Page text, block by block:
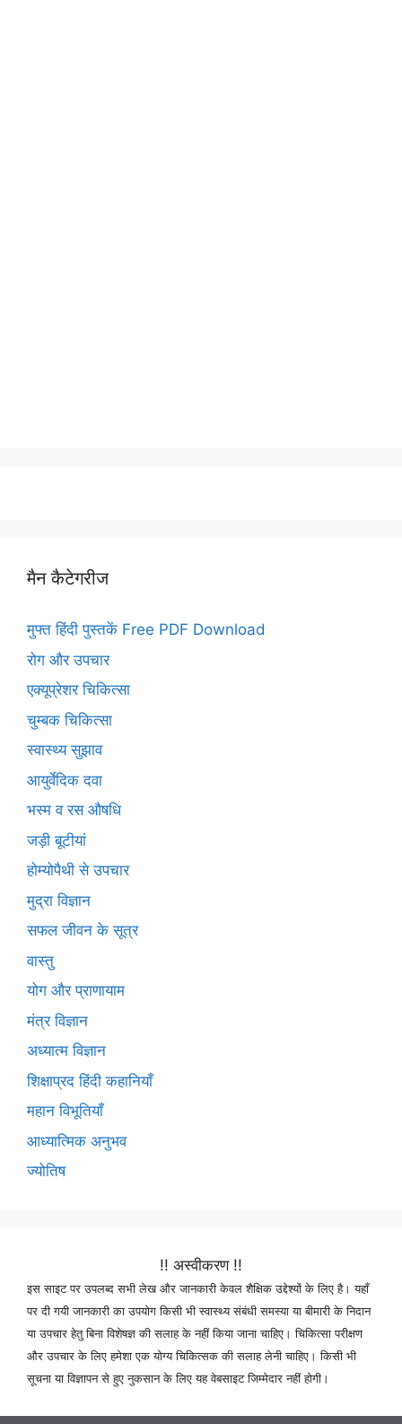
मैन कैटेगरीज
मुफ्त हिंदी पुस्तकें Free PDF Download
रोग और उपचार
एक्यूप्रेशर चिकित्सा
चुम्बक चिकित्सा
स्वास्थ्य सुझाव
आयुर्वेदिक दवा
भस्म व रस औषधि
जड़ी बूटीयां
होम्योपैथी से उपचार
मुद्रा विज्ञान
सफल जीवन के सूत्र
वास्तु
योग और प्राणायाम
मंत्र विज्ञान
अध्यात्म विज्ञान
शिक्षाप्रद हिंदी कहानियाँ
महान विभूतियाँ
आध्यात्मिक अनुभव
ज्योतिष
!! अस्वीकरण !!
इस साइट पर उपलब्द सभी लेख और जानकारी केवल शैक्षिक उद्देश्यों के लिए है। यहाँ
पर दी गयी जानकारी का उपयोग किसी भी स्वास्थ्य संबंधी समस्या या बीमारी के निदान
या उपचार हेतु बिना विशेषज्ञ की सलाह के नहीं किया जाना चाहिए। चिकित्सा परीक्षण
और उपचार के लिए हमेशा एक योग्य चिकित्सक की सलाह लेनी चाहिए। किसी भी
सूचना या विज्ञापन से हुए नुकसान के लिए यह वेबसाइट जिम्मेदार नहीं होगी।